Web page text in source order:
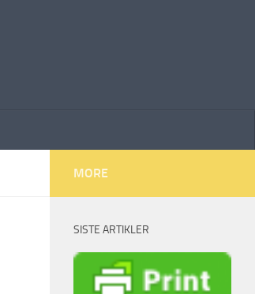
MORE
SISTE ARTIKLER